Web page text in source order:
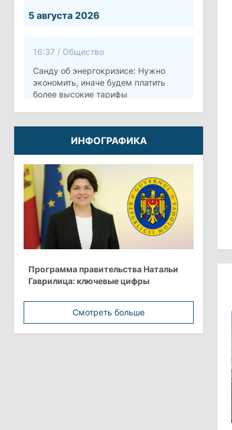
5 августа 2026
16:37 / Общество
Санду об энергокризисе: Нужно
экономить, иначе будем платить
более высокие тарифы
10:12/Безопасность
Молдова готовит программу по
укреплению обороны стоимостью
более 10 млрд леев на ближайшие
пять лет
4 августа 2026
15:15
Экономика
европейских стран с самой низкой
минимальной зарплатой
Политика
Анна Ревенко уходит с поста главы
ИНФОГРАФИКА
Программа правительства Натальи
Гаврилица: ключевые цифры
Смотреть больше